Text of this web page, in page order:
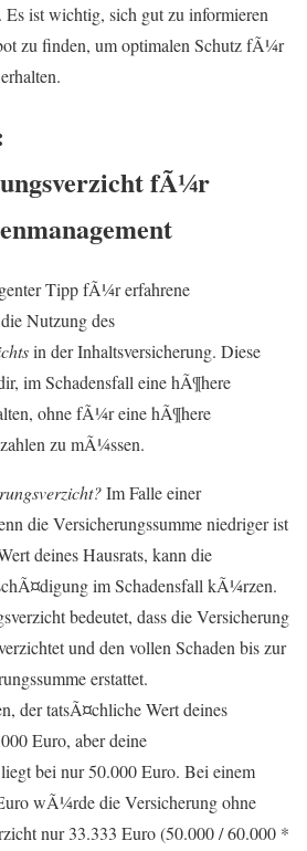
Es ist wichtig, sich gut zu informieren
zu finden, um optimalen Schutz fÃ¼r
fÃ¼r
Tipp fÃ¼r erfahrene
Nutzung des
in der Inhaltsversicherung. Diese
im Schadensfall eine hÃ¶here
ohne fÃ¼r eine hÃ¶here
zu mÃ¼ssen.
Im Falle einer
die Versicherungssumme niedriger ist
deines Hausrats, kann die
im Schadensfall kÃ¼rzen.
bedeutet, dass die Versicherung
und den vollen Schaden bis zur
erstattet.
der tatsÃ¤chliche Wert deines
Euro, aber deine
bei nur 50.000 Euro. Bei einem
wÃ¼rde die Versicherung ohne
nur 33.333 Euro (50.000 / 60.000 *